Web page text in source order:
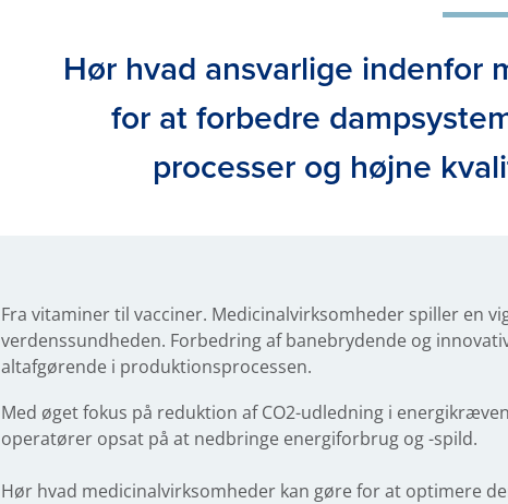
Hør hvad ansvarlige indenfor
for at forbedre
processer og højne
Fra vitaminer til vacciner. Medicinalvirksomheder spiller en
verdenssundheden. Forbedring af banebrydende og
altafgørende i produktionsprocessen.
Med øget fokus på reduktion af CO2-udledning i
operatører opsat på at nedbringe energiforbrug og -spild.
Hør hvad medicinalvirksomheder kan gøre for at optimere